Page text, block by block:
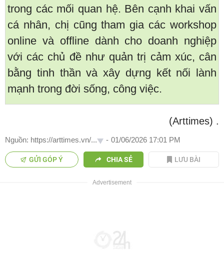
trong các mối quan hệ. Bên cạnh khai vấn
cá nhân, chị cũng tham gia các workshop
online và offline dành cho doanh nghiệp
với các chủ đề như quản trị cảm xúc, cân
bằng tinh thần và xây dựng kết nối lành
mạnh trong đời sống, công việc.
(Arttimes) .
Nguồn: https://arttimes.vn/... - 01/06/2026 17:01 PM
GỬI GÓP Ý CHIA SẺ LƯU BÀI